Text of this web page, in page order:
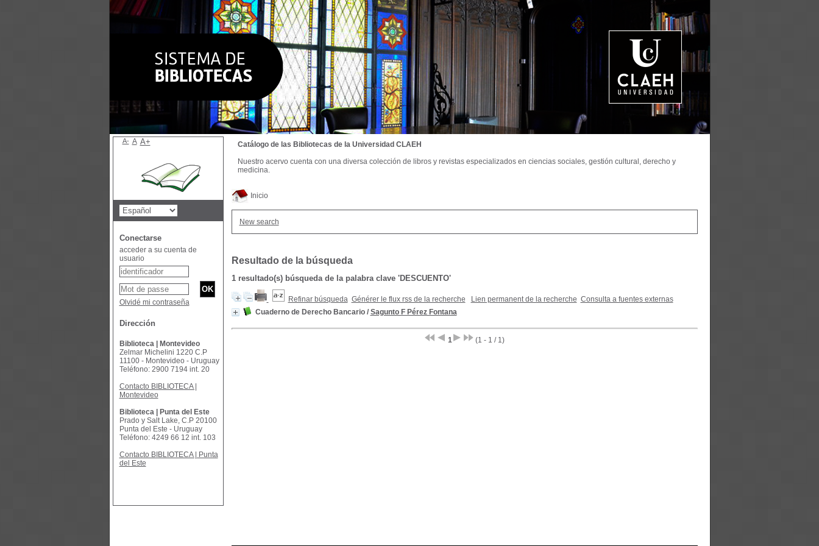
Inicio
New search
Resultado de la búsqueda
1 resultado(s) búsqueda de la palabra clave 'DESCUENTO'
Refinar búsqueda Générer le flux rss de la recherche Lien permanent de la recherche Consulta a fuentes externas
Cuaderno de Derecho Bancario/ Sagunto F Pérez Fontana
1 (1 - 1 / 1)
Catálogo de las Bibliotecas de la Universidad CLAEH
Nuestro acervo cuenta con una diversa colección de libros y revistas especializados en ciencias sociales, gestión cultural, derecho y
medicina.
A- A A+
Conectarse
acceder a su cuenta de
usuario
Olvidé mi contraseña
Dirección
Biblioteca | Montevideo
Zelmar Michelini 1220 C.P
11100 - Montevideo - Uruguay
Teléfono: 2900 7194 int. 20
Contacto BIBLIOTECA |
Montevideo
Biblioteca | Punta del Este
Prado y Salt Lake, C.P 20100
Punta del Este - Uruguay
Teléfono: 4249 66 12 int. 103
Contacto BIBLIOTECA | Punta
del Este